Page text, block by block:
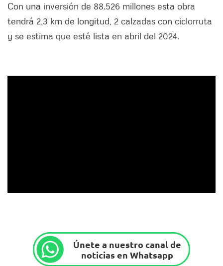
Con una inversión de 88.526 millones esta obra
tendrá 2,3 km de longitud, 2 calzadas con ciclorruta
y se estima que esté lista en abril del 2024.
Únete a nuestro canal de
noticias en Whatsapp